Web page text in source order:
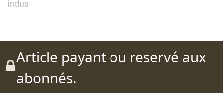
indus
Article payant ou reservé aux
abonnés.